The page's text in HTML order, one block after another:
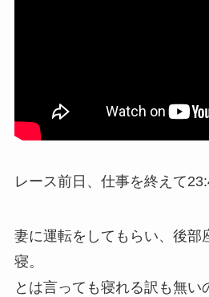
レース前日、仕事を終えて
妻に運転をしてもらい、後部
寝。
とは言っても寝れる訳も無い